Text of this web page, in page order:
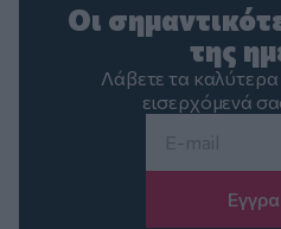
Οι
της
Λάβετε τα
εισερχόμενά